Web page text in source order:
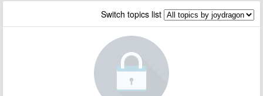
Switch topics list